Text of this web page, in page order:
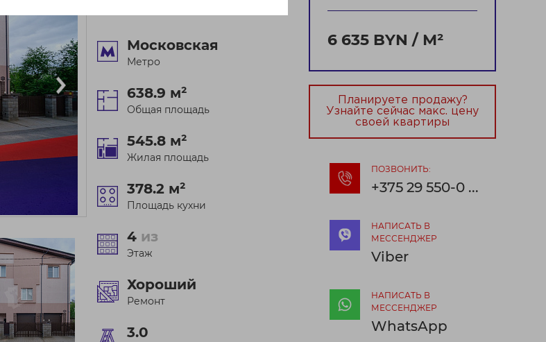
Московская
Метро
638.9 м²
Общая площадь
545.8 м²
Жилая площадь
378.2 м²
Площадь кухни
4 из
Этаж
Хороший
Ремонт
3.0
6 635 BYN / М²
Планируете продажу?
Узнайте сейчас макс. цену
своей квартиры
ПОЗВОНИТЬ:
+375 29 550-0 ...
НАПИСАТЬ В
МЕССЕНДЖЕР
Viber
НАПИСАТЬ В
МЕССЕНДЖЕР
WhatsApp